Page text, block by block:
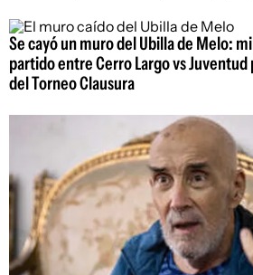
Se cayó un muro del Ubilla de Melo:
partido entre Cerro Largo vs
del Torneo Clausura